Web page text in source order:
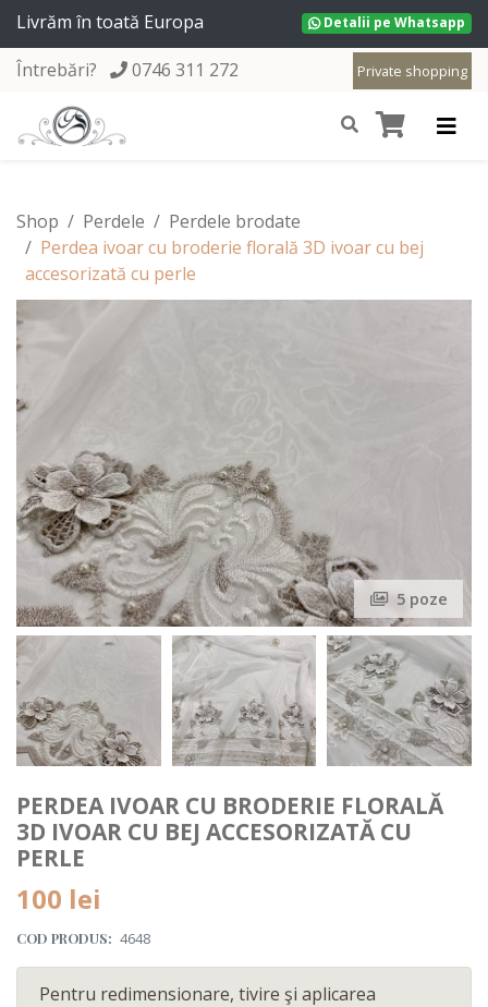
Livrăm în toată Europa Detalii pe Whatsapp
Private shopping
Întrebări? 0746 311 272
Shop Perdele
Perdele brodate
Perdea ivoar cu broderie florală 3D ivoar cu bej
accesorizată cu perle
5 poze
PERDEA IVOAR CU BRODERIE FLORALĂ
3D IVOAR CU BEJ ACCESORIZATĂ CU
PERLE
100 lei
COD PRODUS: 4648
Pentru redimensionare, tivire şi aplicarea